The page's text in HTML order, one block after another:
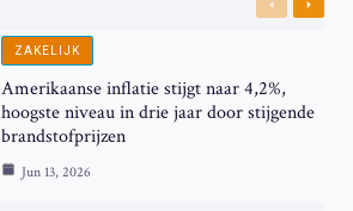
Previous
Next
ZAKELIJK
Amerikaanse inflatie stijgt naar 4,2%,
hoogste niveau in drie jaar door stijgende
brandstofprijzen
Jun 13, 2026